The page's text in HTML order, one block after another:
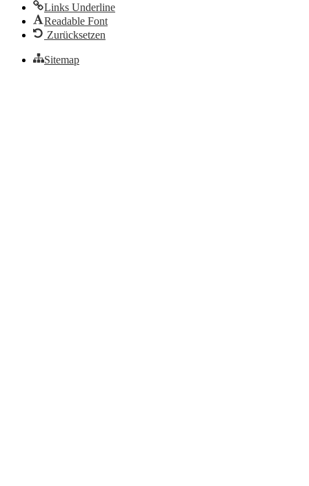
Links Underline
Readable Font
Zurücksetzen
Sitemap